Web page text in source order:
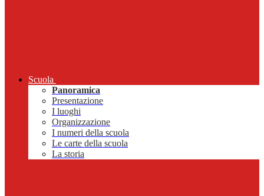
Scuola
Panoramica
Presentazione
I luoghi
Organizzazione
I numeri della scuola
Le carte della scuola
La storia